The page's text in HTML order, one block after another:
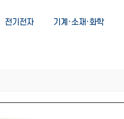
전기전자 기계·소재·화학